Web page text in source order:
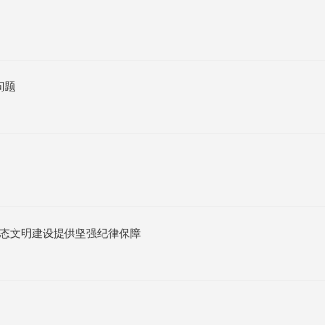
题
调 立足职能职责 为生态文明建设提供坚强纪律保障